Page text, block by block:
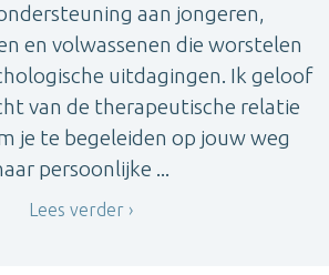
aan jongeren,
en volwassenen die worstelen
uitdagingen. Ik geloof
van de therapeutische relatie
je te begeleiden op jouw weg
persoonlijke ...
Lees verder